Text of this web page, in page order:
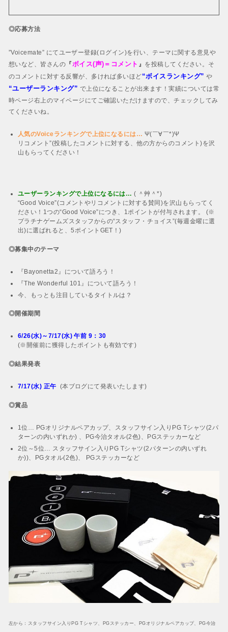
◎応募方法
”Voicemate” にてユーザー登録(ログイン)を行い、テーマに関する意見や
想いなど、皆さんの 『ボイス(声)＝コメント 』 を投稿してください。そ
のコメントに対する反響が、多ければ多いほど“ボイスランキング” や
“ユーザーランキング” で上位になることが出来ます！実績については常
時ページ右上のマイページにてご確認いただけますので、チェックしてみ
てくださいね。
人気のVoiceランキングで上位になるには… Ψ(￣∀￣*)Ψ
リコメント”(投稿したコメントに対する、他の方からのコメント)を沢
山もらってください！
ユーザーランキングで上位になるには… ( ＾艸＾*)
“Good Voice”(コメントやリコメントに対する賛同)を沢山もらってく
ださい！1つの“Good Voice”につき、1ポイントが付与されます。 (※
プラチナゲームズスタッフからの“スタッフ・チョイス”(毎週金曜に選
出)に選ばれると、5ポイントGET！)
◎募集中のテーマ
『Bayonetta2』について語ろう！
『The Wonderful 101』について語ろう！
今、もっとも注目しているタイトルは？
◎開催期間
6/26(水)～7/17(水) 午前 9：30
(※開催前に獲得したポイントも有効です)
◎結果発表
7/17(水) 正午 (本ブログにて発表いたします)
◎賞品
1位… PGオリジナルペアカップ、スタッフサイン入りPG Tシャツ(2パ
ターンの内いずれか) 、PG今治タオル(2色)、PGステッカーなど
2位～5位… スタッフサイン入りPG Tシャツ(2パターンの内いずれ
か))、PGタオル(2色)、 PGステッカーなど
左から：スタッフサイン入りPG Tシャツ、PGステッカー、PGオリジナルペアカップ、PG今治